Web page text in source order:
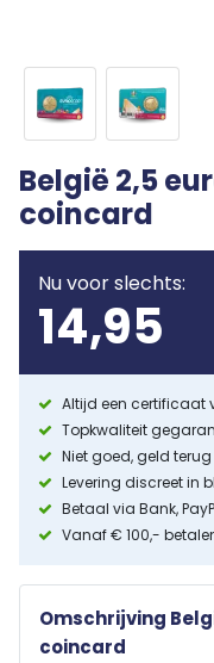
België 2,5
coincard
Nu voor slechts:
14,95
Altijd een certificaat
Topkwaliteit
Niet goed, geld
Levering discreet in
Betaal via Bank,
Vanaf € 100,-
Omschrijving
coincard